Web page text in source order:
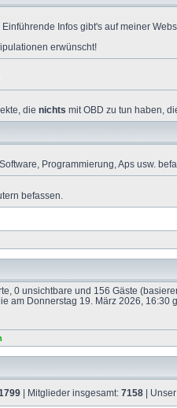
Infos gibt's auf meiner
erwünscht!
die nichts mit OBD zu tun haben,
Programmierung, Aps usw.
befassen.
0 unsichtbare und 156 Gäste
am Donnerstag 19. März 2026, 16:30
| Mitglieder insgesamt: 7158 |